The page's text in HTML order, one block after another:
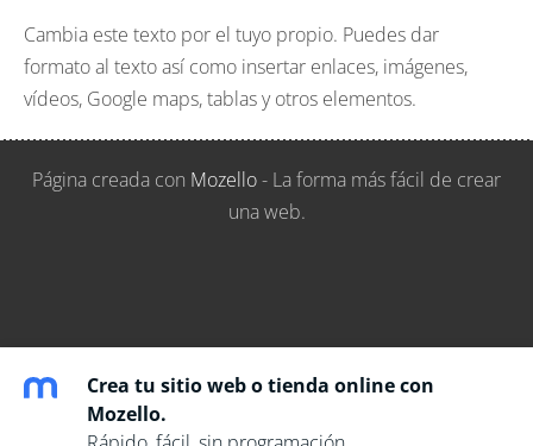
Cambia este texto por el tuyo propio. Puedes dar
formato al texto así como insertar enlaces, imágenes,
vídeos, Google maps, tablas y otros elementos.
Página creada con Mozello- La forma más fácil de crear
una web.
Crea tu sitio web o tienda online con
Mozello.